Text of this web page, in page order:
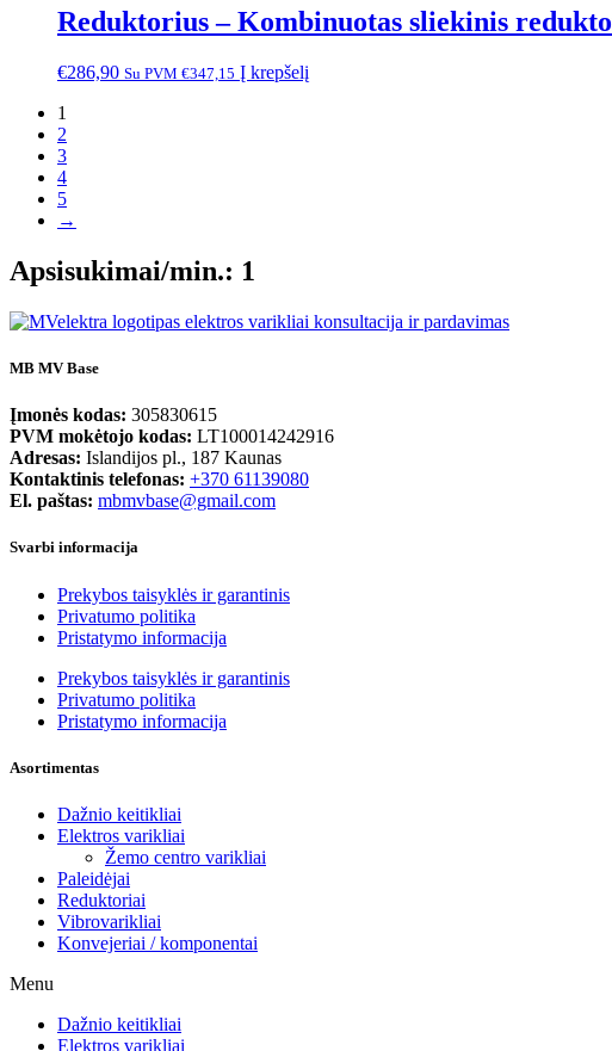
Reduktorius – Kombinuotas sliekinis
€286,90 Su PVM €347,15 Į krepšelį
1
2
3
4
5
→
Apsisukimai/min.: 1
MB MV Base
Įmonės kodas: 305830615
PVM mokėtojo kodas: LT100014242916
Adresas: Islandijos pl., 187 Kaunas
Kontaktinis telefonas: +370 61139080
El. paštas: mbmvbase@gmail.com
Svarbi informacija
Prekybos taisyklės ir garantinis
Privatumo politika
Pristatymo informacija
Prekybos taisyklės ir garantinis
Privatumo politika
Pristatymo informacija
Asortimentas
Dažnio keitikliai
Elektros varikliai
Žemo centro varikliai
Paleidėjai
Reduktoriai
Vibrovarikliai
Konvejeriai / komponentai
Menu
Dažnio keitikliai
Elektros varikliai